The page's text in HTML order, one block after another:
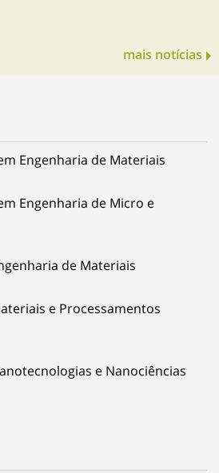
mais notícias
Engenharia de Materiais
Engenharia de Micro e
de Materiais
e Processamentos
e Nanociências